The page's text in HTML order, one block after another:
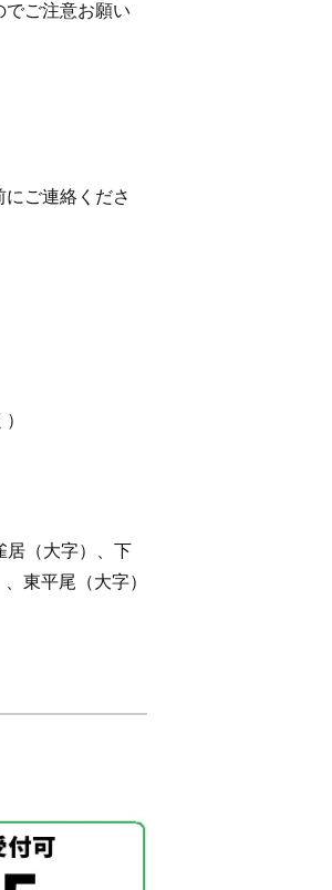
でご注意お願い
ご連絡くださ
居（大字）、下
東平尾（大字）